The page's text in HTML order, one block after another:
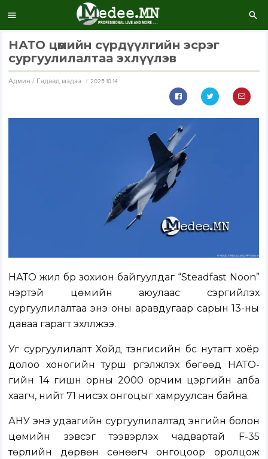
НАТО цөмийн сүрдүүлгийн эсрэг
сургуулилалтаа эхлүүлэв
Aдмин / Гадаад мэдээ 2025.10.14
НАТО жил бүр зохион байгуулдаг “Steadfast Noon”
нэртэй цөмийн аюулаас сэргийлэх
сургуулилалтаа энэ оны аравдугаар сарын 13-ны
даваа гарагт эхлүүлжээ.
Уг сургуулилалт Хойд тэнгисийн бүс нутагт хоёр
долоо хоногийн турш үргэлжлэх бөгөөд НАТО-
гийн 14 гишүүн орны 2000 орчим цэргийн алба
хаагч, нийт 71 нисэх онгоцыг хамруулсан байна.
АНУ энэ удаагийн сургуулилалтад энгийн болон
цөмийн зэвсэг тээвэрлэх чадвартай F-35
төрлийн дөрвөн сөнөөгч онгоцоор оролцож